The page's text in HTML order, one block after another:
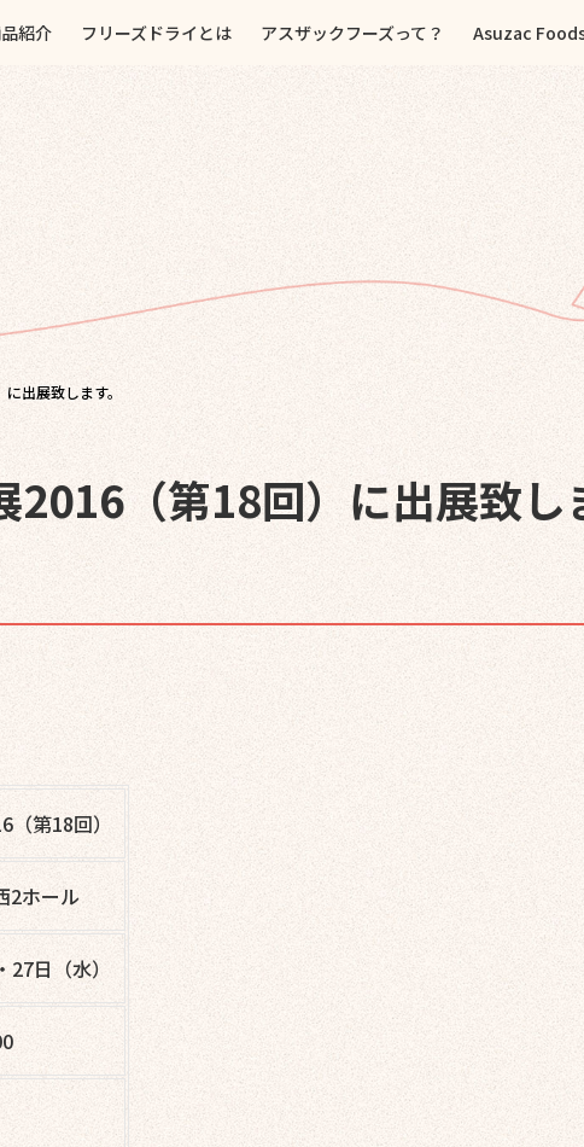
紹介 フリーズドライとは アスザックフーズって？ Asuzac
出展致します。
2016（第18回）に出展致し
第18回）
2ホール
日（水）